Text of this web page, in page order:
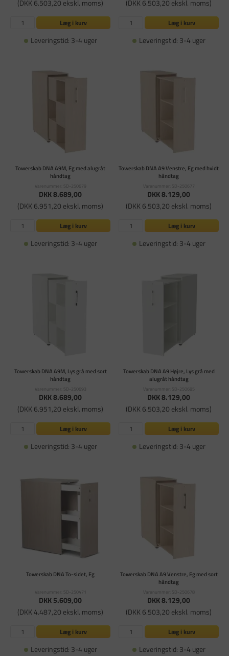
(DKK 6.503,20 ekskl. moms)
Læg i kurv
Leveringstid: 3-4 uger
(DKK 6.503,20 ekskl. moms)
Læg i kurv
Leveringstid: 3-4 uger
Towerskab DNA A9M, Eg med alugråt
håndtag
Varenummer: SD-250679
DKK 8.689,00
(DKK 6.951,20 ekskl. moms)
Læg i kurv
Leveringstid: 3-4 uger
Towerskab DNA A9 Venstre, Eg med hvidt
håndtag
Varenummer: SD-250677
DKK 8.129,00
(DKK 6.503,20 ekskl. moms)
Læg i kurv
Leveringstid: 3-4 uger
Towerskab DNA A9M, Lys grå med sort
håndtag
Varenummer: SD-250693
DKK 8.689,00
(DKK 6.951,20 ekskl. moms)
Læg i kurv
Leveringstid: 3-4 uger
Towerskab DNA A9 Højre, Lys grå med
alugråt håndtag
Varenummer: SD-250685
DKK 8.129,00
(DKK 6.503,20 ekskl. moms)
Læg i kurv
Leveringstid: 3-4 uger
Towerskab DNA To-sidet, Eg
Varenummer: SD-250471
DKK 5.609,00
(DKK 4.487,20 ekskl. moms)
Læg i kurv
Leveringstid: 3-4 uger
Towerskab DNA A9 Venstre, Eg med sort
håndtag
Varenummer: SD-250678
DKK 8.129,00
(DKK 6.503,20 ekskl. moms)
Læg i kurv
Leveringstid: 3-4 uger